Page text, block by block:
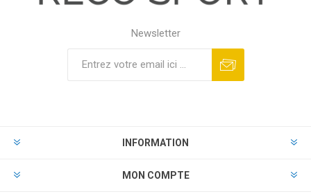
Newsletter
INFORMATION
MON COMPTE